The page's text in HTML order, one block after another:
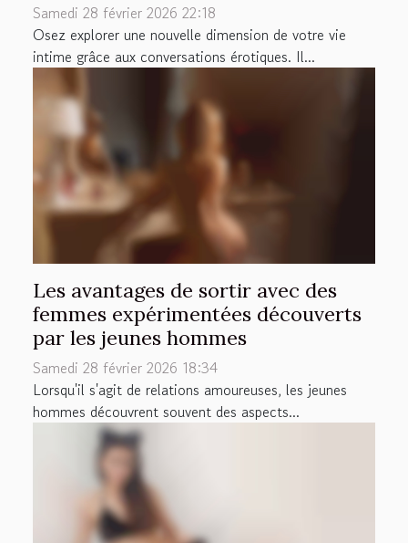
Samedi 28 février 2026 22:18
Osez explorer une nouvelle dimension de votre vie
intime grâce aux conversations érotiques. Il...
Les avantages de sortir avec des
femmes expérimentées découverts
par les jeunes hommes
Samedi 28 février 2026 18:34
Lorsqu'il s'agit de relations amoureuses, les jeunes
hommes découvrent souvent des aspects...